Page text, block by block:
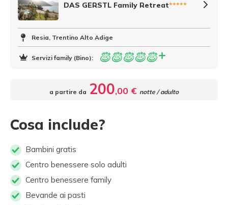
DAS GERSTL Family Retreat*****
Resia, Trentino Alto Adige
Servizi family (Bino):
Cosa include?
Bambini gratis
Centro benessere solo adulti
Centro benessere family
Bevande ai pasti
a partire da 200,00 € notte / adulto